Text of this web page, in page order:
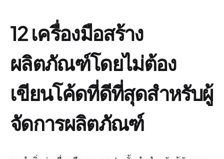
12 เครื่องมือสร้าง
ผลิตภัณฑ์โดยไม่ต้อง
เขียนโค้ดที่ดีที่สุดสำหรับผู้
จัดการผลิตภัณฑ์